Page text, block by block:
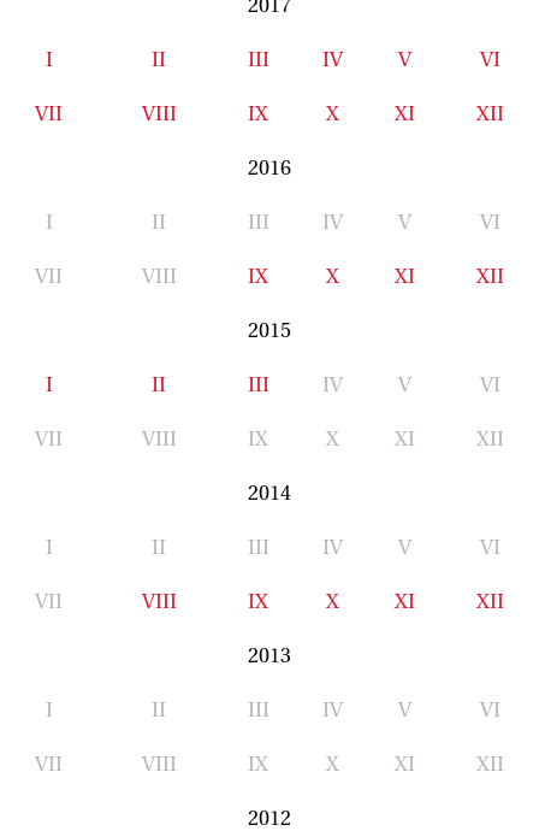
I II III IV V VI
VII VIII IX X XI XII
2016
I II III IV V VI
VII VIII IX X XI XII
2015
I II III IV V VI
VII VIII IX X XI XII
2014
I II III IV V VI
VII VIII IX X XI XII
2013
I II III IV V VI
VII VIII IX X XI XII
2012